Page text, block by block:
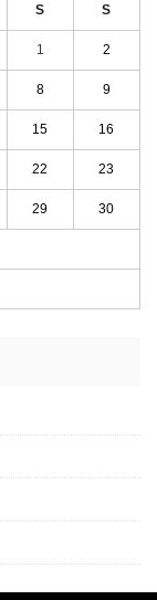
S S
1 2
8 9
15 16
22 23
29 30